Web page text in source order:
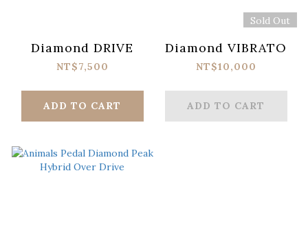
Diamond DRIVE
NT$7,500
ADD TO CART
Sold Out
Diamond VIBRATO
NT$10,000
ADD TO CART